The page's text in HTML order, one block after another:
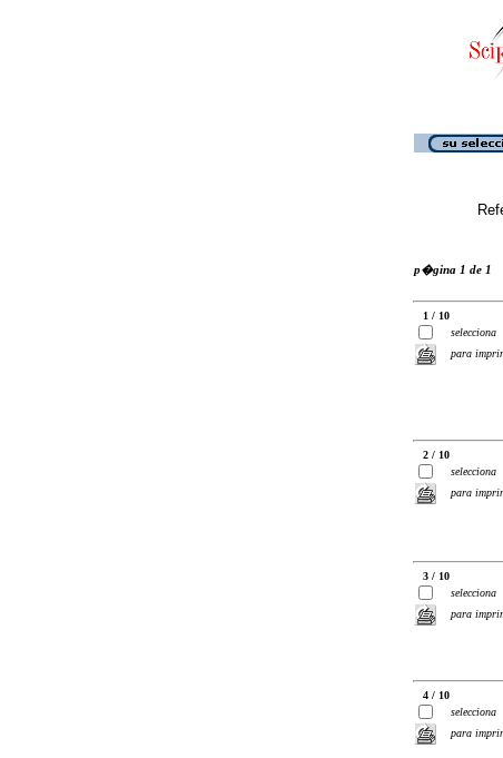
p�gina 1 de 1
1 / 10
selecciona
para
2 / 10
selecciona
para
3 / 10
selecciona
para
4 / 10
selecciona
para